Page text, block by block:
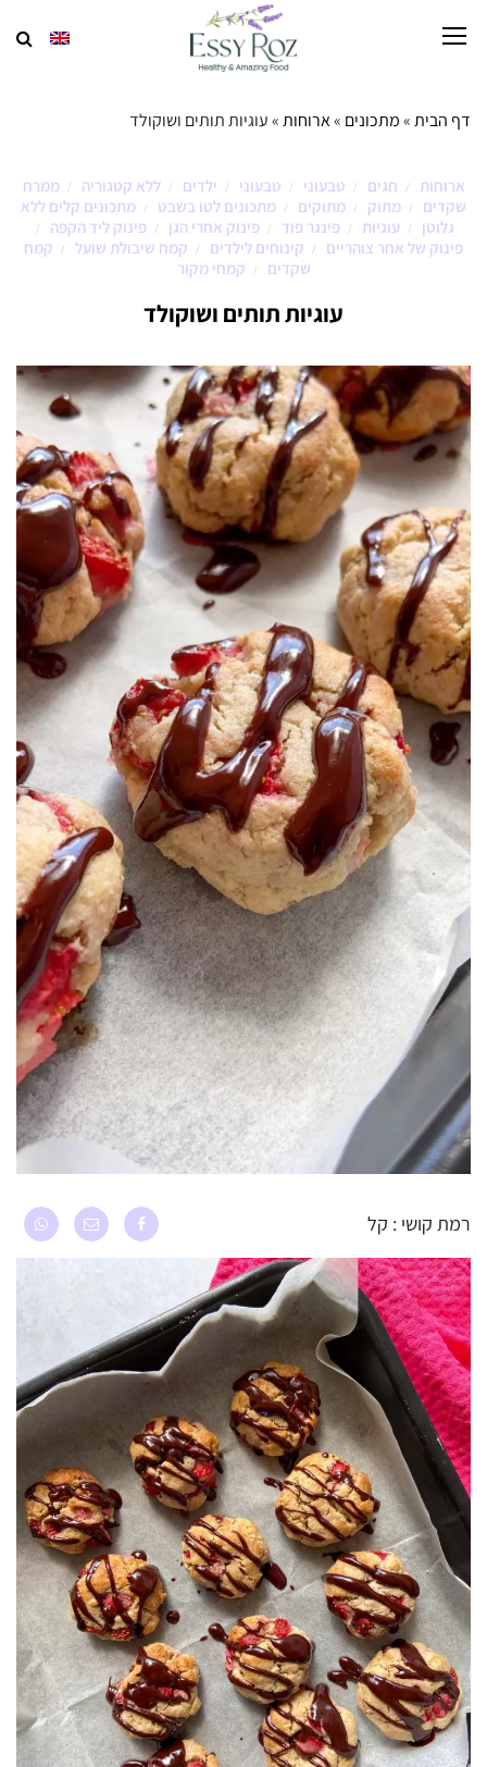
דף הבית»מתכונים »ארוחות»עוגיות תותים ושוקולד
ארוחות / חגים / טבעוני / טבעוני / ילדים / ללא קטגוריה /
ממרח
שקדים
/ מתוק / מתוקים / מתכונים לטו בשבט /
מתכונים קלים ללא
גלוטן
/ עוגיות / פינגר פוד / פינוק אחרי הגן / פינוק ליד הקפה /
פינוק של אחר צוהריים / קינוחים לילדים / קמח שיבולת שועל /
קמח
שקדים
/ קמחי מקור
עוגיות תותים ושוקולד
רמת קושי : קל